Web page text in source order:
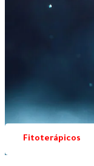
Fitoterápicos